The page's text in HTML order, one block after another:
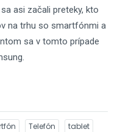
asi začali preteky, kto
na trhu so smartfónmi a
sa v tomto prípade
Telefón
tablet